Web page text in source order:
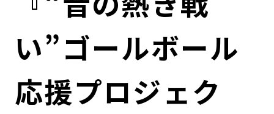
ガバナンス
株式情報
サステナビリティマネジメント
い”ゴールボール
応援プロジェク